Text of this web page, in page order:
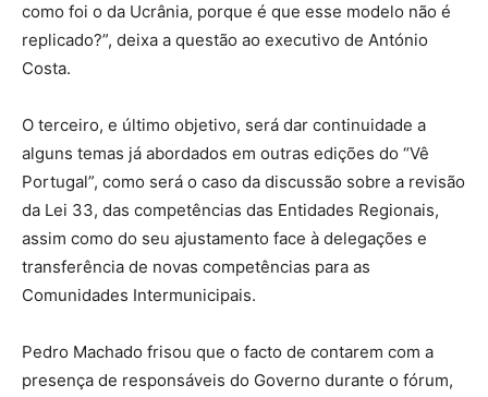
como foi o da Ucrânia, porque é que esse modelo não é
replicado?”, deixa a questão ao executivo de António
Costa.
O terceiro, e último objetivo, será dar continuidade a
alguns temas já abordados em outras edições do “Vê
Portugal”, como será o caso da discussão sobre a revisão
da Lei 33, das competências das Entidades Regionais,
assim como do seu ajustamento face à delegações e
transferência de novas competências para as
Comunidades Intermunicipais.
Pedro Machado frisou que o facto de contarem com a
presença de responsáveis do Governo durante o fórum,